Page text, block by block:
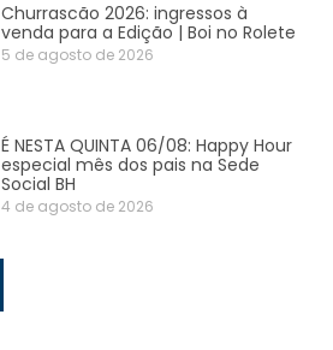
Churrascão 2026: ingressos à
venda para a Edição | Boi no Rolete
5 de agosto de 2026
É NESTA QUINTA 06/08: Happy Hour
especial mês dos pais na Sede
Social BH
4 de agosto de 2026